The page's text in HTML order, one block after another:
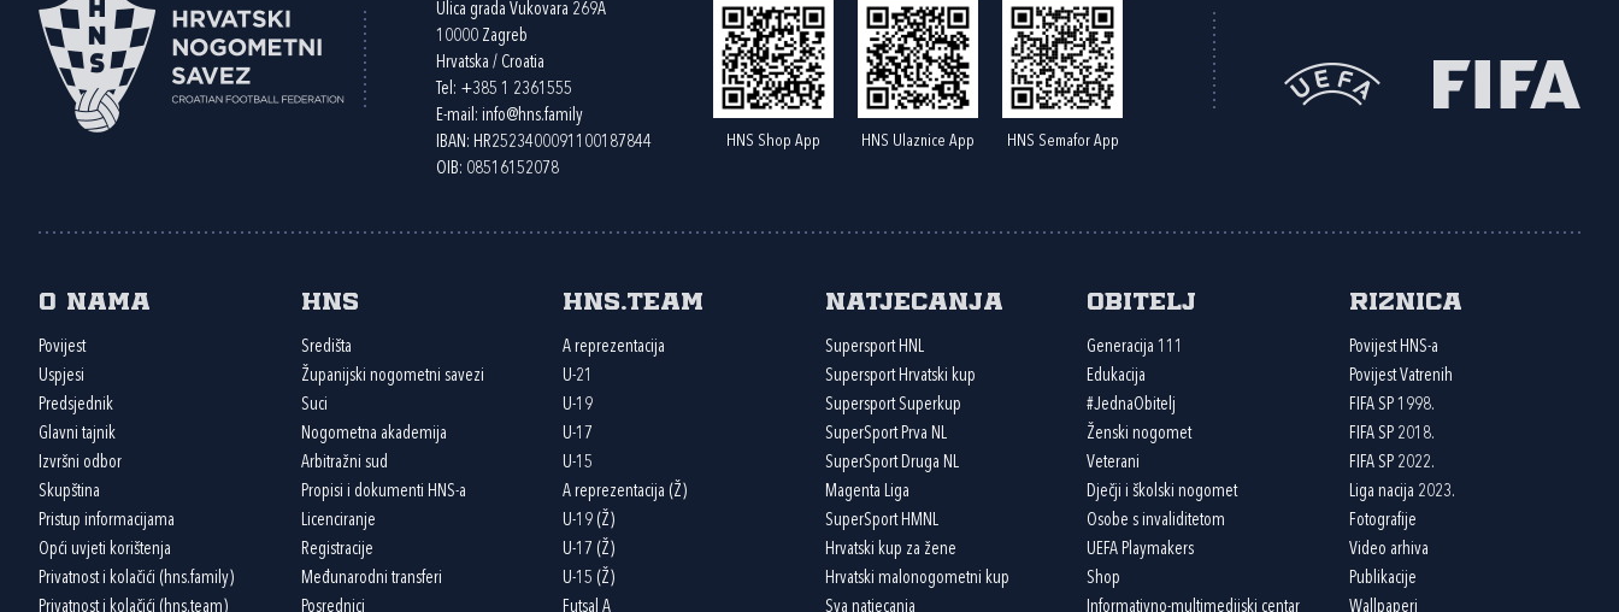
Ulica grada Vukovara 269A
10000 Zagreb
Hrvatska / Croatia
Tel: +385 1 2361555
E-mail: info@hns.family
IBAN: HR2523400091100187844
OIB: 08516152078
HNS Shop App HNS Ulaznice App HNS Semafor App
O nama
Povijest
Uspjesi
Predsjednik
Glavni tajnik
Izvršni odbor
Skupština
Pristup informacijama
Opći uvjeti korištenja
Privatnost i kolačići (hns.family)
Privatnost i kolačići (hns.team)
HNS
Središta
Županijski nogometni savezi
Suci
Nogometna akademija
Arbitražni sud
Propisi i dokumenti HNS-a
Licenciranje
Registracije
Međunarodni transferi
Posrednici
HNS.team
A reprezentacija
U-21
U-19
U-17
U-15
A reprezentacija (Ž)
U-19 (Ž)
U-17 (Ž)
U-15 (Ž)
Futsal A
Natjecanja
Supersport HNL
Supersport Hrvatski kup
Supersport Superkup
SuperSport Prva NL
SuperSport Druga NL
Magenta Liga
SuperSport HMNL
Hrvatski kup za žene
Hrvatski malonogometni kup
Sva natjecanja
Obitelj
Generacija 111
Edukacija
#JednaObitelj
Ženski nogomet
Veterani
Dječji i školski nogomet
Osobe s invaliditetom
UEFA Playmakers
Shop
Informativno-multimedijski centar
Riznica
Povijest HNS-a
Povijest Vatrenih
FIFA SP 1998.
FIFA SP 2018.
FIFA SP 2022.
Liga nacija 2023.
Fotografije
Video arhiva
Publikacije
Wallpaperi